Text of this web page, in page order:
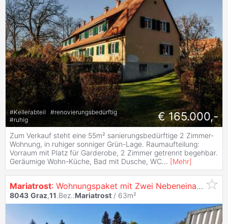
#Kellerabteil #renovierungsbedürftig
#ruhig € 165.000,-
Zum Verkauf steht eine 55m² sanierungsbedürftige 2 Zimmer-
Wohnung, in ruhiger sonniger Grün-Lage. Raumaufteilung:
Vorraum mit Platz für Garderobe, 2 Zimmer getrennt begehbar.
Geräumige Wohn-Küche, Bad mit Dusche, WC... [Mehr]
Mariatrost: Wohnungspaket mit Zwei Nebeneinanderliegenden Kleinwohnungen Nähe Hilmteich!
8043 Graz,11.Bez.:Mariatrost / 63m²